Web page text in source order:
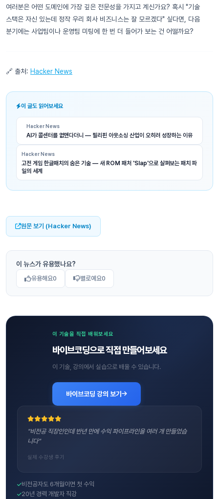
여러분은 어떤 도메인에 가장 깊은 전문성을 가지고 계신가요? 혹시 "기술
스택은 자신 있는데 정작 우리 회사 비즈니스는 잘 모르겠다" 싶다면, 다음
분기에는 사업팀이나 운영팀 미팅에 한 번 더 들어가 보는 건 어떨까요?
🔗 출처: Hacker News
이 글도 읽어보세요
Hacker News
AI가 콜센터를 없앤다더니 — 필리핀 아웃소싱 산업이 오히려 성장하는 이유
Hacker News
고전 게임 한글패치의 숨은 기술 — 새 ROM 패처 'Slap'으로 살펴보는 패치 파
일의 세계
원문 보기 (Hacker News)
이 뉴스가 유용했나요?
유용해요0 별로예요0
이 기술을 직접 배워보세요
바이브코딩으로 직접 만들어보세요
이 기술, 강의에서 실습으로 배울 수 있습니다.
바이브코딩 강의 보기
"비전공 직장인인데 반년 만에 수익 파이프라인을 여러 개 만들었습
니다"
실제 수강생 후기
비전공자도 6개월이면 첫 수익
20년 경력 개발자 직강